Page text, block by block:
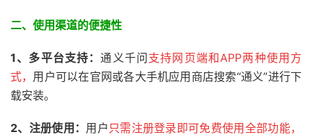
二、 使用渠道的便捷性
1、多平台支持：通义千问 支持网页端和APP两种使用方
式， 用户可以在官网或各大手机应用商店搜索“通义”进行下
载安装。
2、注册使用： 用户 只需注册登录即可免费使用全部功能，